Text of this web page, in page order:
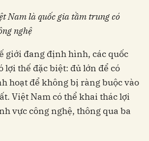
Nam là quốc gia tầm trung có
nghệ
giới đang định hình, các quốc
lợi thế đặc biệt: đủ lớn để có
hoạt để không bị ràng buộc vào
Việt Nam có thể khai thác lợi
vực công nghệ, thông qua ba